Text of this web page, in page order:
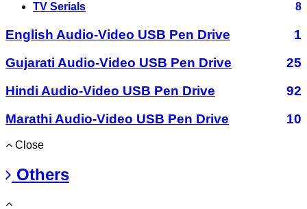
TV Serials 8
English Audio-Video USB Pen Drive
1
Gujarati Audio-Video USB Pen Drive
25
Hindi Audio-Video USB Pen Drive
92
Marathi Audio-Video USB Pen Drive
10
Close
Others